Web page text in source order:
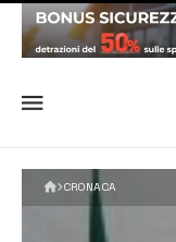
CRONACA